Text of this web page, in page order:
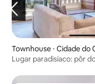
Townhouse ⋅ Cidade do
Lugar paradisíaco: pôr